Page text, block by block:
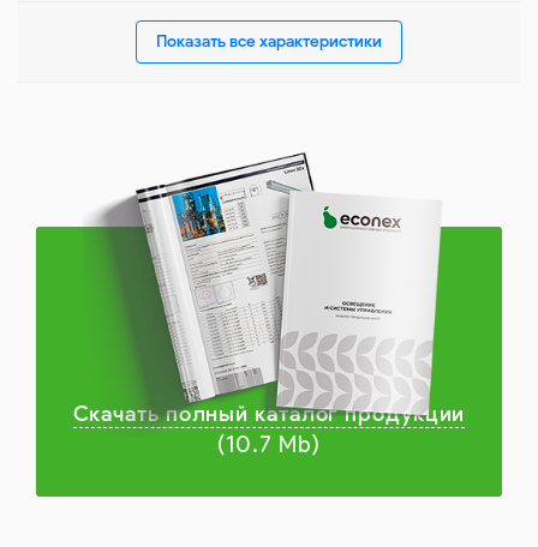
Показать все характеристики
Скачать полный каталог продукции
(10.7 Mb)